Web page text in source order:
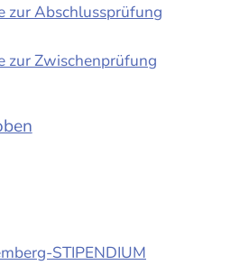
zur Abschlussprüfung
zur Zwischenprüfung
STIPENDIUM